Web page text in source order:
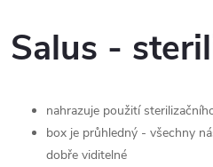
Salus -
nahrazuje použití
box je průhledný - všechny
dobře viditelné